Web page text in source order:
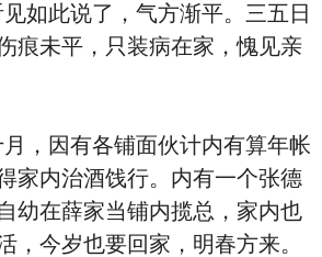
此说了，气方渐平。三五日
痕未平，只装病在家，愧见亲
因有各铺面伙计内有算年帐
家内治酒饯行。内有一个张德
幼在薛家当铺内揽总，家内也
，今岁也要回家，明春方来。